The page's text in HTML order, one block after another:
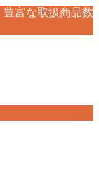
富な取扱商品数